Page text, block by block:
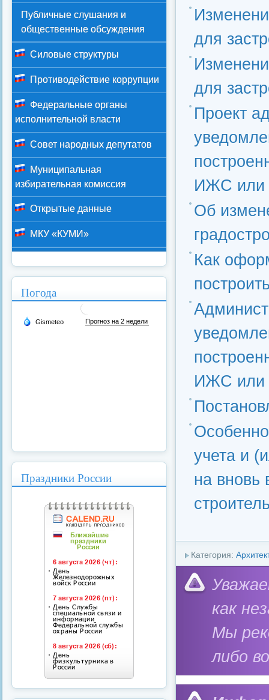
для
для
Проект
ИЖС или
Об
Как
ИЖС или
учета и
на вновь
Категория:
как
Мы
либо
Публичные слушания и
общественные обсуждения
Силовые структуры
Противодействие коррупции
Федеральные органы
исполнительной власти
Совет народных депутатов
Муниципальная
избирательная комиссия
Открытые данные
МКУ «КУМИ»
Погода
Праздники России